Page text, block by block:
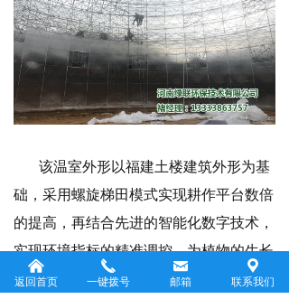
该温室外形以福建土楼建筑外形为基
础，采用螺旋梯田模式实现耕作平台数倍
的提高，再结合先进的智能化数字技术，
实现环境指标的精准调控，为植物的生长
发育创造好的微气候环境，实现耕作平台
낀
返回首页
끅
一键拨号
낂
邮箱
끇
联系我们